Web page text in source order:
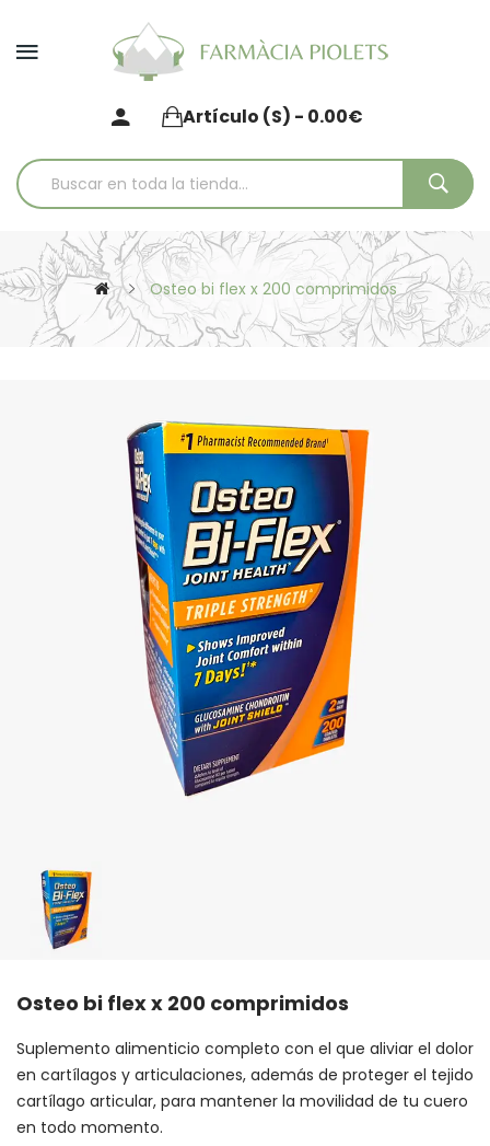
Artículo (s) - 0.00€
Osteo bi flex x 200 comprimidos
Osteo bi flex x 200 comprimidos
Suplemento alimenticio completo con el que aliviar el dolor
en cartílagos y articulaciones, además de proteger el tejido
cartílago articular, para mantener la movilidad de tu cuero
en todo momento.